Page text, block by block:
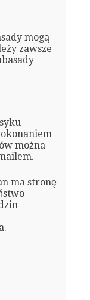
mogą
zawsze
można
ma stronę